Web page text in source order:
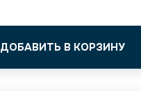
ДОБАВИТЬ В КОРЗИНУ